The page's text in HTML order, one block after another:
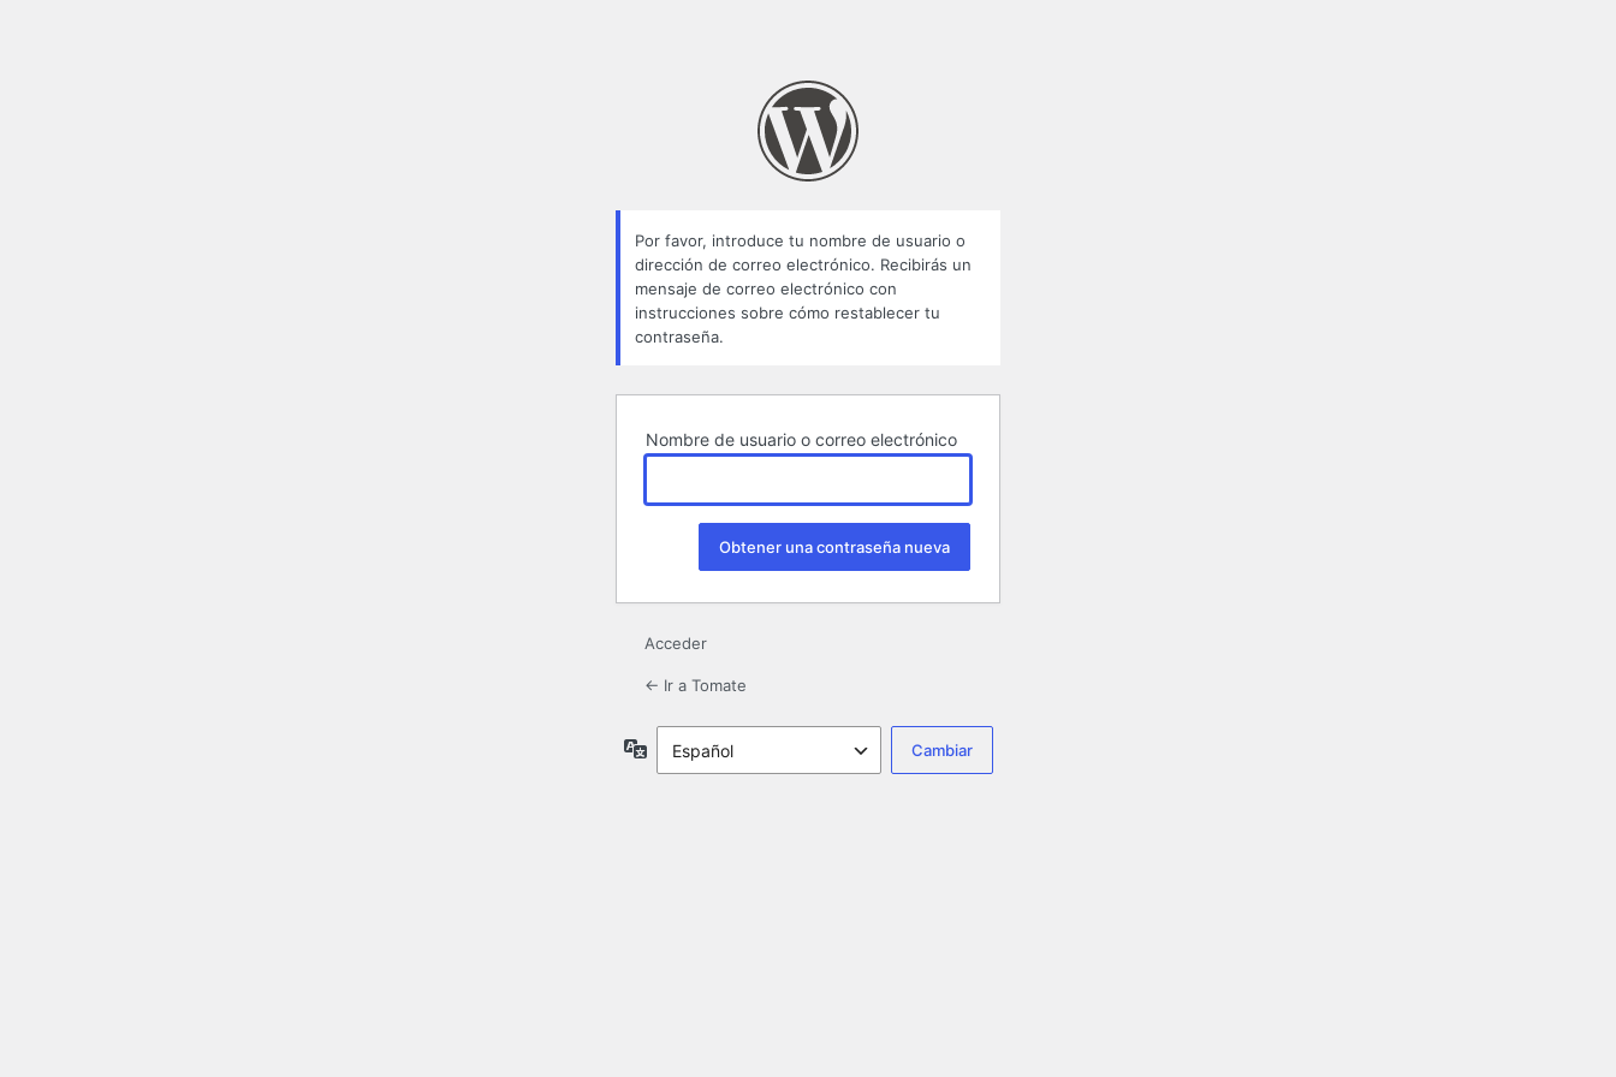
Por favor, introduce tu nombre de usuario o
dirección de correo electrónico. Recibirás un
mensaje de correo electrónico con
instrucciones sobre cómo restablecer tu
contraseña.
Nombre de usuario o correo electrónico
Acceder
← Ir a Tomate
Idioma